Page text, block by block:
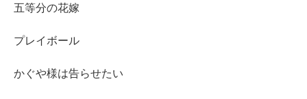
五等分の花嫁
プレイボール
かぐや様は告らせたい